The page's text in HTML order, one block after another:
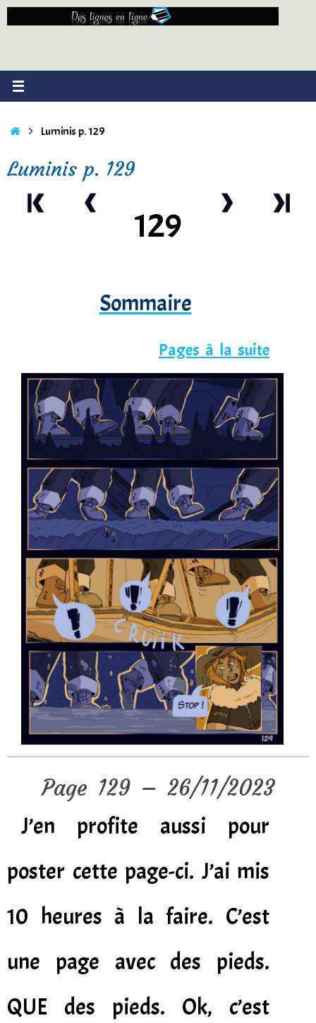
Passer
AccueilLuminis p. 129
Luminis p. 129
129
Sommaire
Pages à la suite
Page 129 – 26/11/2023
J’en profite aussi pour
poster cette page-ci. J’ai mis
10 heures à la faire. C’est
une page avec des pieds.
QUE des pieds. Ok, c’est